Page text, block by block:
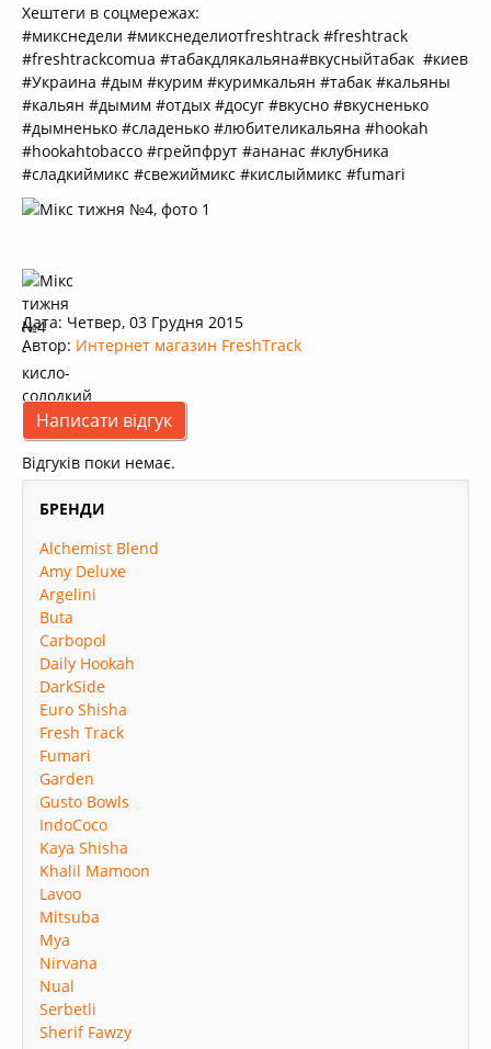
Хештеги в соцмережах:
#микснедели #микснеделиотfreshtrack #freshtrack
#freshtrackcomua #табакдлякальяна#вкусныйтабак #киев
#Украина #дым #курим #куримкальян #табак #кальяны
#кальян #дымим #отдых #досуг #вкусно #вкусненько
#дымненько #сладенько #любителикальяна #hookah
#hookahtobacco #грейпфрут #ананас #клубника
#сладкиймикс #свежиймикс #кислыймикс #fumari
Дата: Четвер, 03 Грудня 2015
Автор: Интернет магазин FreshTrack
Написати відгук
Відгуків поки немає.
БРЕНДИ
Alchemist Blend
Amy Deluxe
Argelini
Buta
Carbopol
Daily Hookah
DarkSide
Euro Shisha
Fresh Track
Fumari
Garden
Gusto Bowls
IndoCoco
Kaya Shisha
Khalil Mamoon
Lavoo
Mitsuba
Mya
Nirvana
Nual
Serbetli
Sherif Fawzy